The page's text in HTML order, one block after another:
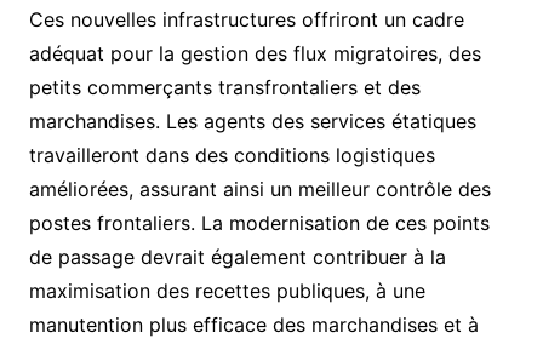
Ces nouvelles infrastructures offriront un cadre
adéquat pour la gestion des flux migratoires, des
petits commerçants transfrontaliers et des
marchandises. Les agents des services étatiques
travailleront dans des conditions logistiques
améliorées, assurant ainsi un meilleur contrôle des
postes frontaliers. La modernisation de ces points
de passage devrait également contribuer à la
maximisation des recettes publiques, à une
manutention plus efficace des marchandises et à